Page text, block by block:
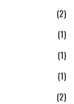
(2)
(1)
(1)
(1)
(2)